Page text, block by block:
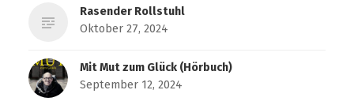
Rasender Rollstuhl
Oktober 27, 2024
Mit Mut zum Glück (Hörbuch)
September 12, 2024